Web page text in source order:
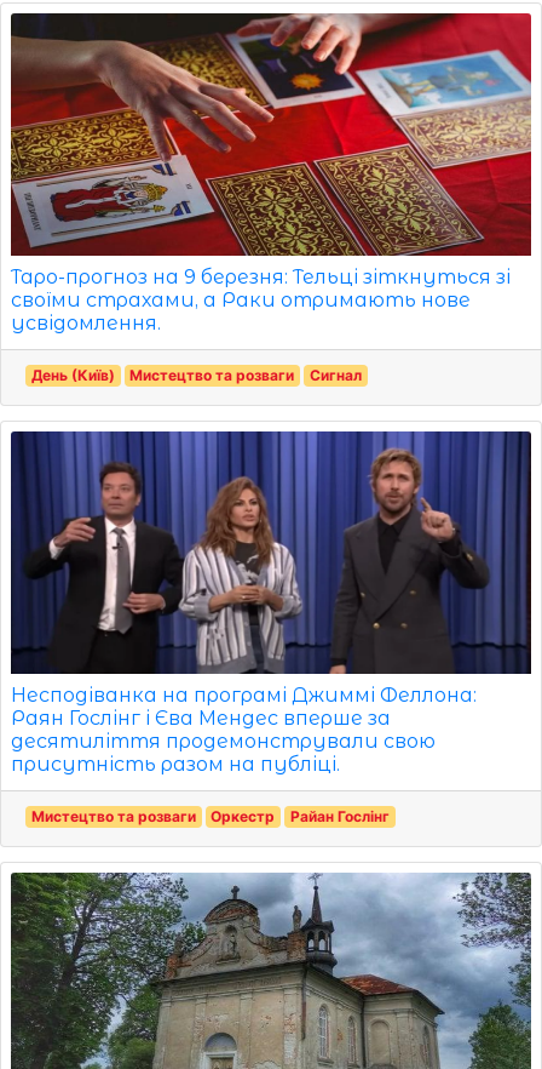
Таро-прогноз на 9 березня: Тельці зіткнуться зі
своїми страхами, а Раки отримають нове
усвідомлення.
День (Київ) Мистецтво та розваги Сигнал
Несподіванка на програмі Джиммі Феллона:
Раян Гослінг і Єва Мендес вперше за
десятиліття продемонстрували свою
присутність разом на публіці.
Мистецтво та розваги Оркестр Райан Гослінг